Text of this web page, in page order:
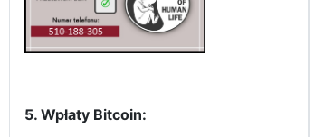
5. Wpłaty Bitcoin: